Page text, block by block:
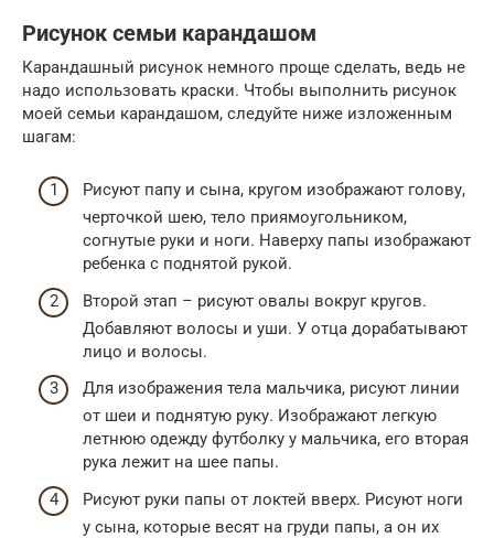
Рисунок семьи карандашом
Карандашный рисунок немного проще сделать, ведь не
надо использовать краски. Чтобы выполнить рисунок
моей семьи карандашом, следуйте ниже изложенным
шагам:
Рисуют папу и сына, кругом изображают голову,
черточкой шею, тело приямоугольником,
согнутые руки и ноги. Наверху папы изображают
ребенка с поднятой рукой.
Второй этап – рисуют овалы вокруг кругов.
Добавляют волосы и уши. У отца дорабатывают
лицо и волосы.
Для изображения тела мальчика, рисуют линии
от шеи и поднятую руку. Изображают легкую
летнюю одежду футболку у мальчика, его вторая
рука лежит на шее папы.
Рисуют руки папы от локтей вверх. Рисуют ноги
у сына, которые весят на груди папы, а он их